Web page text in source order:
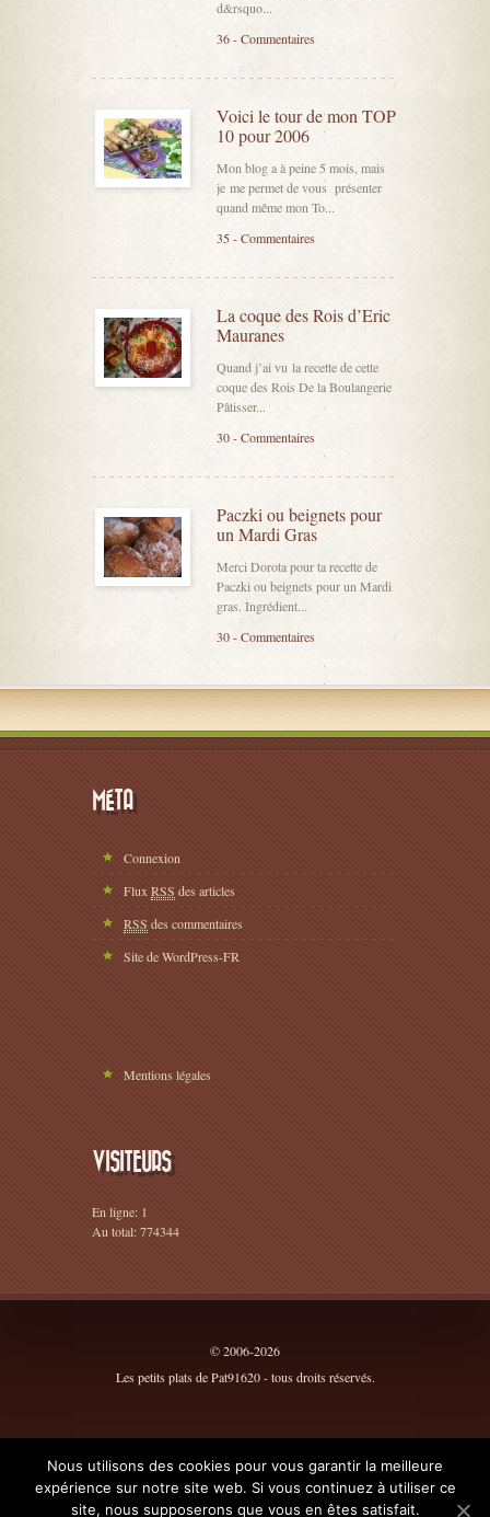
d&rsquo...
36 - Commentaires
Voici le tour de mon TOP
10 pour 2006
Mon blog a à peine 5 mois, mais
je me permet de vous présenter
quand même mon To...
35 - Commentaires
La coque des Rois d’Eric
Mauranes
Quand j’ai vu la recette de cette
coque des Rois De la Boulangerie
Pâtisser...
30 - Commentaires
Paczki ou beignets pour
un Mardi Gras
Merci Dorota pour ta recette de
Paczki ou beignets pour un Mardi
gras. Ingrédient...
30 - Commentaires
MÉTA
Connexion
Flux RSS des articles
RSS des commentaires
Site de WordPress-FR
Mentions légales
VISITEURS
En ligne: 1
Au total: 774344
© 2006-2026
Les petits plats de Pat91620 - tous droits réservés.
Nous utilisons des cookies pour vous garantir la meilleure
expérience sur notre site web. Si vous continuez à utiliser ce
site, nous supposerons que vous en êtes satisfait.